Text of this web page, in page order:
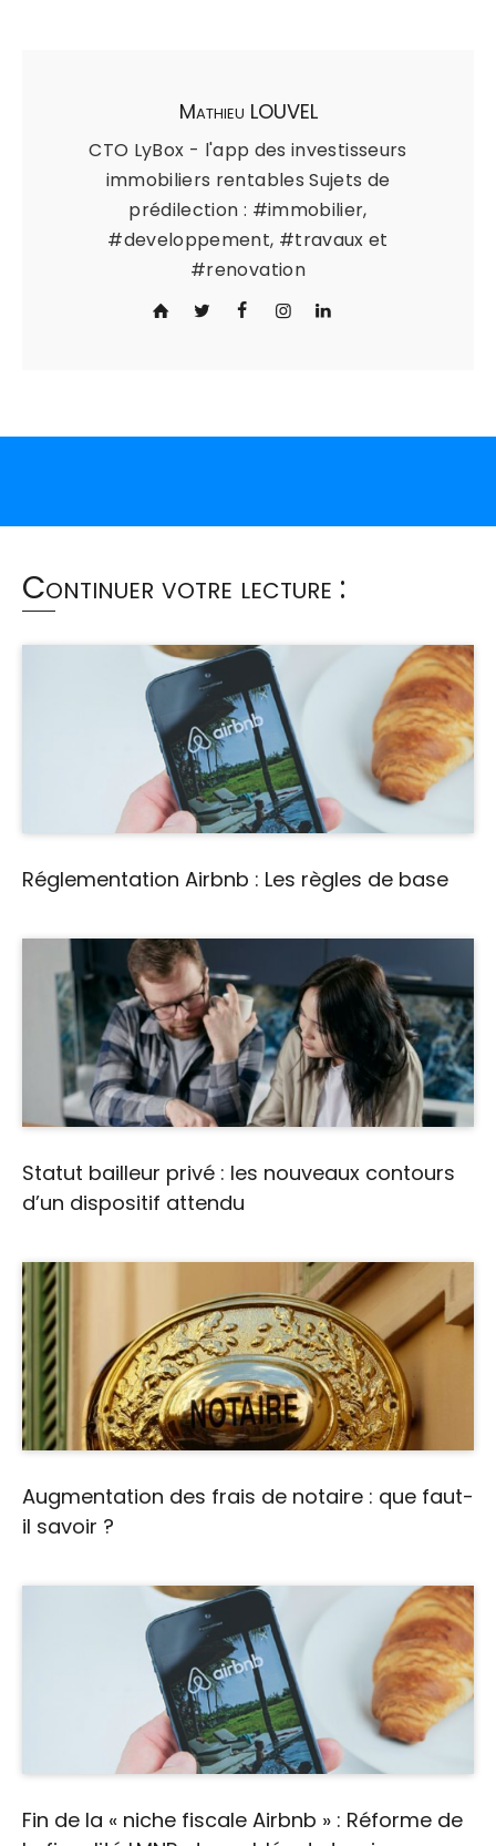
Mathieu LOUVEL
CTO LyBox - l'app des investisseurs
immobiliers rentables Sujets de
prédilection : #immobilier,
#developpement, #travaux et
#renovation
Continuer votre lecture :
Réglementation Airbnb : Les règles de base
Statut bailleur privé : les nouveaux contours
d’un dispositif attendu
Augmentation des frais de notaire : que faut-
il savoir ?
Fin de la « niche fiscale Airbnb » : Réforme de